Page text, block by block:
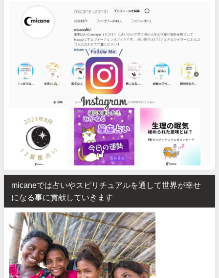
micaneでは占いやスピリチュアルを通して世界が幸せ
になる事に貢献していきます